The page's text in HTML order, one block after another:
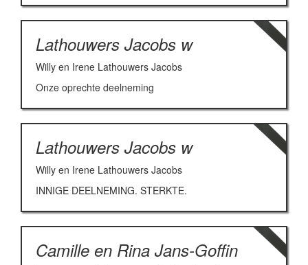
Lathouwers Jacobs w
Willy en Irene Lathouwers Jacobs
Onze oprechte deelneming
Lathouwers Jacobs w
Willy en Irene Lathouwers Jacobs
INNIGE DEELNEMING. STERKTE.
Camille en Rina Jans-Goffin